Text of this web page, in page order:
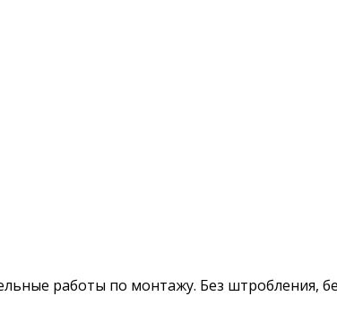
работы по монтажу. Без штробления,